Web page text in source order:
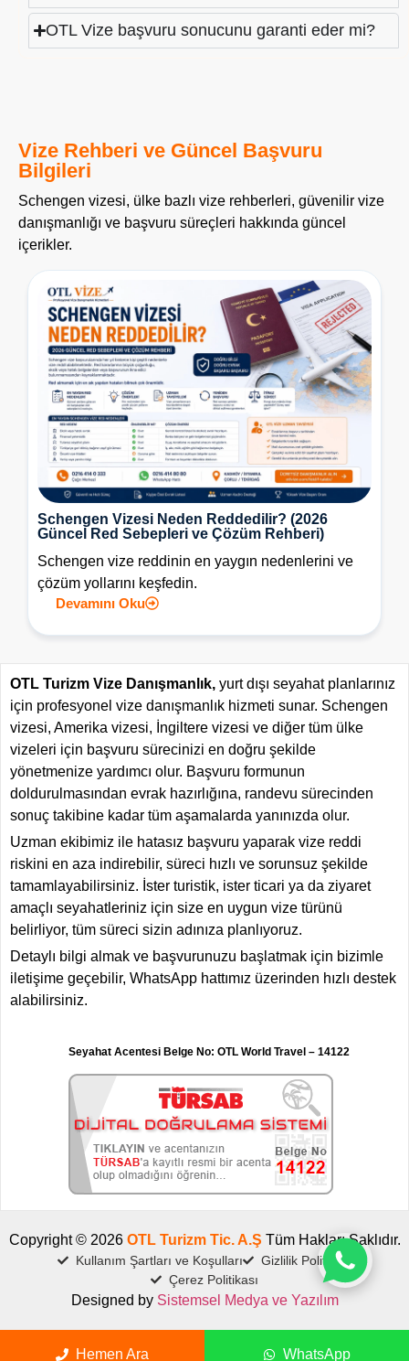
OTL Vize başvuru sonucunu garanti eder mi?
Vize Rehberi ve Güncel Başvuru
Bilgileri
Schengen vizesi, ülke bazlı vize rehberleri, güvenilir vize
danışmanlığı ve başvuru süreçleri hakkında güncel
içerikler.
Schengen Vizesi Neden Reddedilir? (2026
Güncel Red Sebepleri ve Çözüm Rehberi)
Schengen vize reddinin en yaygın nedenlerini ve
çözüm yollarını keşfedin.
Devamını Oku
OTL Turizm Vize Danışmanlık, yurt dışı seyahat planlarınız
için profesyonel vize danışmanlık hizmeti sunar. Schengen
vizesi, Amerika vizesi, İngiltere vizesi ve diğer tüm ülke
vizeleri için başvuru sürecinizi en doğru şekilde
yönetmenize yardımcı olur. Başvuru formunun
doldurulmasından evrak hazırlığına, randevu sürecinden
sonuç takibine kadar tüm aşamalarda yanınızda olur.
Uzman ekibimiz ile hatasız başvuru yaparak vize reddi
riskini en aza indirebilir, süreci hızlı ve sorunsuz şekilde
tamamlayabilirsiniz. İster turistik, ister ticari ya da ziyaret
amaçlı seyahatleriniz için size en uygun vize türünü
belirliyor, tüm süreci sizin adınıza planlıyoruz.
Detaylı bilgi almak ve başvurunuzu başlatmak için bizimle
iletişime geçebilir, WhatsApp hattımız üzerinden hızlı destek
alabilirsiniz.
Seyahat Acentesi Belge No: OTL World Travel – 14122
Copyright © 2026 OTL Turizm Tic. A.Ş Tüm Hakları Saklıdır.
Kullanım Şartları ve Koşulları
Gizlilik Politikası
Çerez Politikası
Designed by Sistemsel Medya ve Yazılım
Hemen Ara WhatsApp